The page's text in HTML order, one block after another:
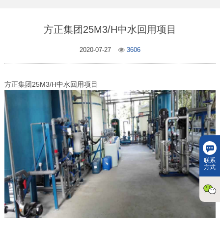
方正集团25M3/H中水回用项目
2020-07-27 3606
方正集团25M3/H中水回用项目
联系
方式